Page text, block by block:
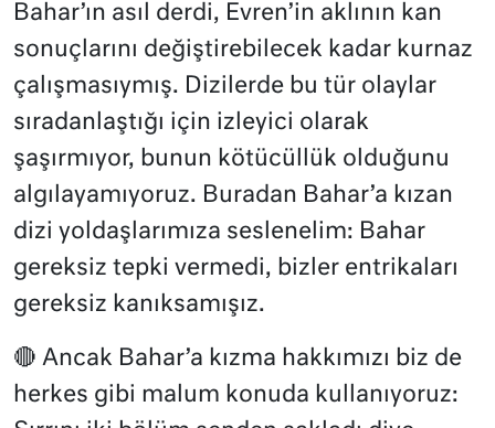
Bahar’ın asıl derdi, Evren’in aklının kan
sonuçlarını değiştirebilecek kadar kurnaz
çalışmasıymış. Dizilerde bu tür olaylar
sıradanlaştığı için izleyici olarak
şaşırmıyor, bunun kötücüllük olduğunu
algılayamıyoruz. Buradan Bahar’a kızan
dizi yoldaşlarımıza seslenelim: Bahar
gereksiz tepki vermedi, bizler entrikaları
gereksiz kanıksamışız.
🔴 Ancak Bahar’a kızma hakkımızı biz de
herkes gibi malum konuda kullanıyoruz: